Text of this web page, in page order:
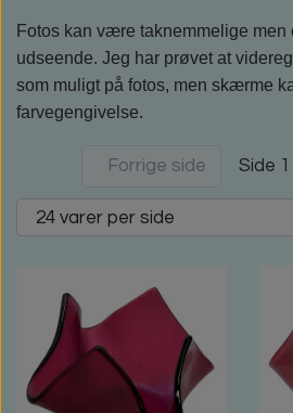
Fotos kan være taknemmelige men
udseende. Jeg har prøvet at
som muligt på fotos, men skærme
farvegengivelse.
Forrige side Side 1